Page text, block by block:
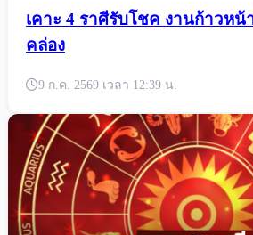
เคาะ 4 ราศีรับโชค งานก้าวหน้
คล่อง
9 ก.ค. 2569 เวลา 12:39 น.